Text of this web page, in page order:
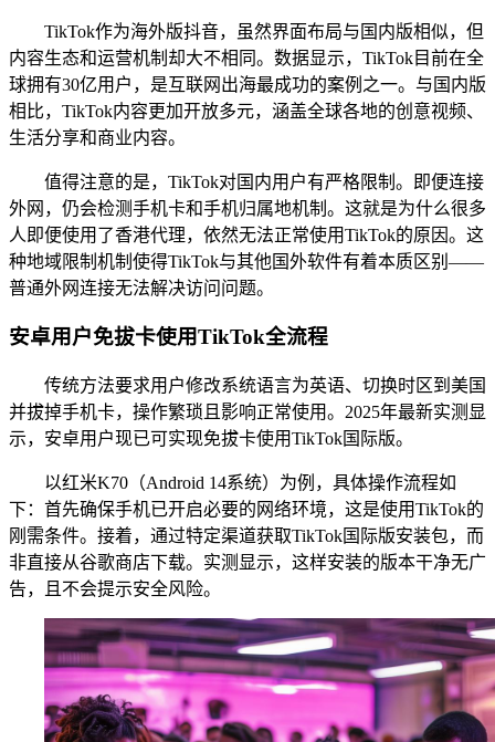
TikTok作为海外版抖音，虽然界面布局与国内版相似，但
内容生态和运营机制却大不相同。数据显示，TikTok目前在全
球拥有30亿用户，是互联网出海最成功的案例之一。与国内版
相比，TikTok内容更加开放多元，涵盖全球各地的创意视频、
生活分享和商业内容。
值得注意的是，TikTok对国内用户有严格限制。即便连接
外网，仍会检测手机卡和手机归属地机制。这就是为什么很多
人即便使用了香港代理，依然无法正常使用TikTok的原因。这
种地域限制机制使得TikTok与其他国外软件有着本质区别——
普通外网连接无法解决访问问题。
安卓用户免拔卡使用TikTok全流程
传统方法要求用户修改系统语言为英语、切换时区到美国
并拔掉手机卡，操作繁琐且影响正常使用。2025年最新实测显
示，安卓用户现已可实现免拔卡使用TikTok国际版。
以红米K70（Android 14系统）为例，具体操作流程如
下：首先确保手机已开启必要的网络环境，这是使用TikTok的
刚需条件。接着，通过特定渠道获取TikTok国际版安装包，而
非直接从谷歌商店下载。实测显示，这样安装的版本干净无广
告，且不会提示安全风险。